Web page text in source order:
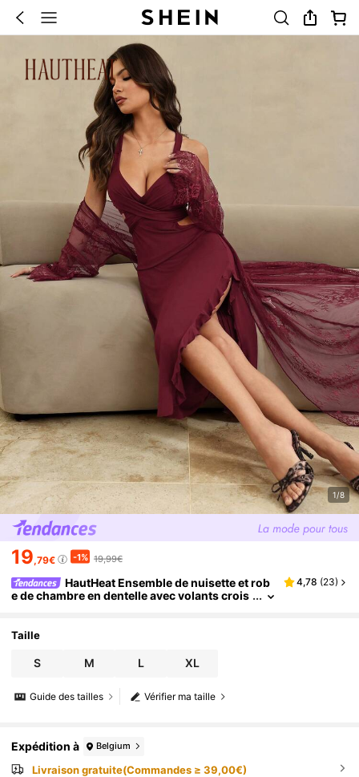
1/8
19,79€ -1% 19,99€
HautHeat Ensemble de nuisette et rob
e de chambre en dentelle avec volants crois
4,78 (23)
Taille
S M L XL
Vérifier ma taille
Guide des tailles
Expédition à Belgium
Livraison gratuite(Commandes ≥ 39,00€)